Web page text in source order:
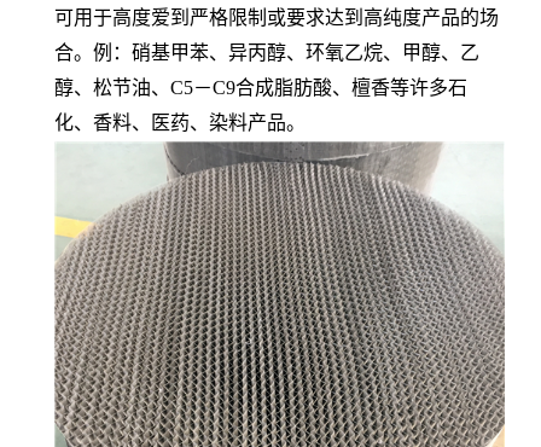
可用于高度爱到严格限制或要求达到高纯度产品的场
合。例：硝基甲苯、异丙醇、环氧乙烷、甲醇、乙
醇、松节油、C5－C9合成脂肪酸、檀香等许多石
化、香料、医药、染料产品。